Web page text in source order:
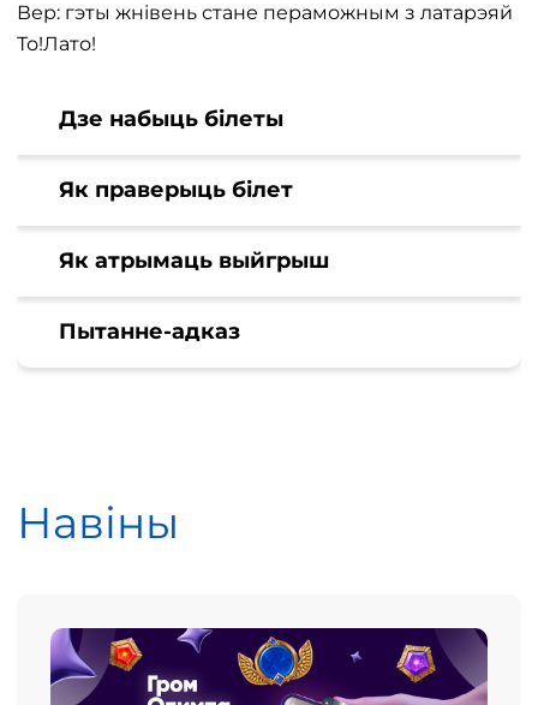
Вер: гэты жнівень стане пераможным з латарэяй
То!Лато!
Дзе набыць білеты
Як праверыць білет
Як атрымаць выйгрыш
Пытанне-адказ
Навіны